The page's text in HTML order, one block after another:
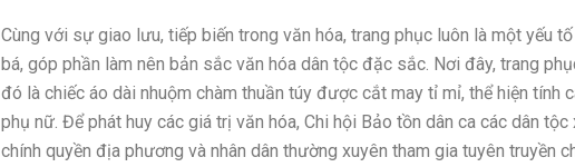
Cùng với sự giao lưu, tiếp biến trong văn hóa, trang phục luôn là một yếu
bá, góp phần làm nên bản sắc văn hóa dân tộc đặc sắc. Nơi đây, trang
đó là chiếc áo dài nhuộm chàm thuần túy được cắt may tỉ mỉ, thể hiện tính
phụ nữ. Để phát huy các giá trị văn hóa, Chi hội Bảo tồn dân ca các dân
chính quyền địa phương và nhân dân thường xuyên tham gia tuyên truyền